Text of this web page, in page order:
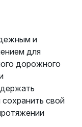
и
для
дорожного
свой